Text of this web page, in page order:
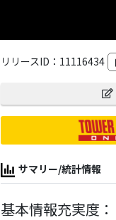
リリースID： 11116434
サマリー/統計情報
基本情報充実度：